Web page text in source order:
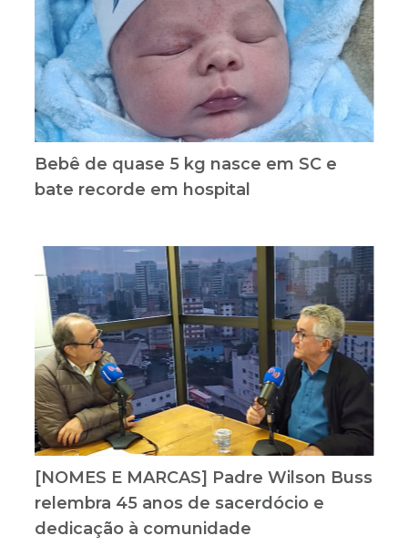
Bebê de quase 5 kg nasce em SC e
bate recorde em hospital
[NOMES E MARCAS] Padre Wilson Buss
relembra 45 anos de sacerdócio e
dedicação à comunidade